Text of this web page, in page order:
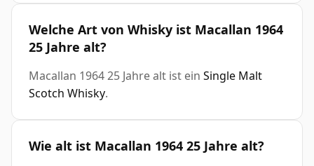
Welche Art von Whisky ist Macallan 1964
25 Jahre alt?
Macallan 1964 25 Jahre alt ist ein Single Malt
Scotch Whisky.
Wie alt ist Macallan 1964 25 Jahre alt?